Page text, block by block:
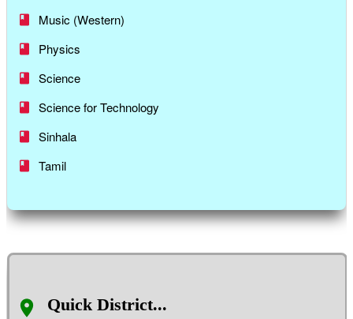
Music (Western)
Physics
Science
Science for Technology
Sinhala
Tamil
Quick District...